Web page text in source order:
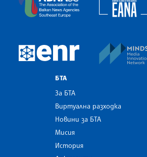
European Newsroom
БТА
За БТА
Виртуална разходка
Новини за БТА
Мисия
История